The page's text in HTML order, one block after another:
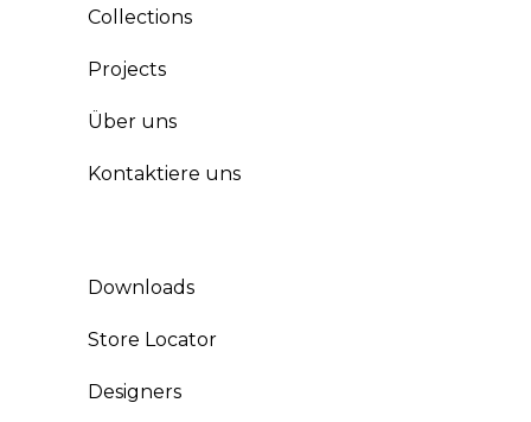
Collections
Projects
Über uns
Kontaktiere uns
Downloads
Store Locator
Designers